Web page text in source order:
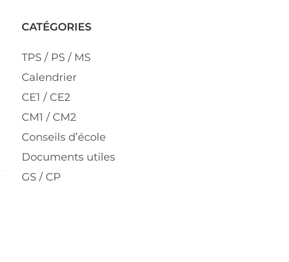
CATÉGORIES
TPS / PS / MS
Calendrier
CE1 / CE2
CM1 / CM2
Conseils d’école
Documents utiles
GS / CP